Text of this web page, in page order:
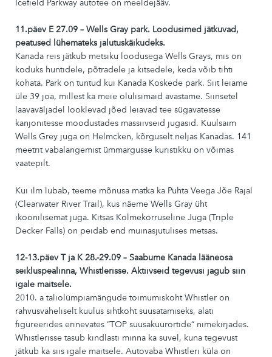
Icefield Parkway autotee on meeldejääv.
11.päev E 27.09 – Wells Gray park. Loodusimed jätkuvad,
peatused lühemateks jalutuskäikudeks.
Kanada reis jätkub metsiku loodusega Wells Grays, mis on
koduks huntidele, põtradele ja kitsedele, keda võib tihti
kohata. Park on tuntud kui Kanada Koskede park. Siit leiame
üle 39 joa, millest ka meie olulisimaid avastame. Siinsetel
laavaväljadel looklevad jõed leiavad tee sügavatesse
kanjonitesse moodustades massiivseid jugasid. Kuulsaim
Wells Grey juga on Helmcken, kõrguselt neljas Kanadas. 141
meetrit vabalangemist ümmargusse kuristikku on võimas
vaatepilt.
Kui ilm lubab, teeme mõnusa matka ka Puhta Veega Jõe Rajal
(Clearwater River Trail), kus näeme Wells Gray üht
ikoonilisemat juga. Kitsas Kolmekorruseline Juga (Triple
Decker Falls) on peidab end muinasjutulises metsas.
12-13.päev T ja K 28.-29.09 – Saabume Kanada lääneosa
seikluspealinna, Whistlerisse. Aktiivseid tegevusi jagub siin
igale maitsele.
2010. a taliolümpiamängude toimumiskoht Whistler on
rahvusvaheliselt kuulus sihtkoht suusatamiseks, alati
figureerides erinevates “TOP suusakuurortide“ nimekirjades.
Whistlerisse tasub kindlasti minna ka suvel, kuna tegevust
jätkub ka siis igale maitsele. Autovaba Whistleri küla on